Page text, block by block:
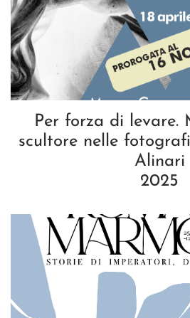
Per forza di levare.
scultore nelle
Alinari
2025